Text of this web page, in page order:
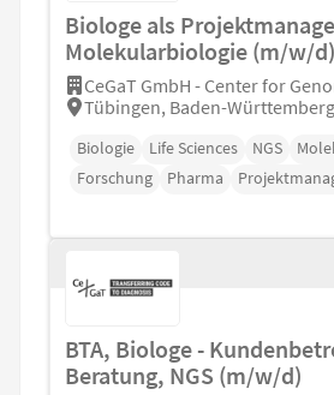
Biologe als
Molekularbiologie (m/w/d)
CeGaT GmbH - Center for
Tübingen, Baden-Württemberg
Biologie Life Sciences NGS
Forschung
Pharma
BTA, Biologe -
Beratung, NGS (m/w/d)